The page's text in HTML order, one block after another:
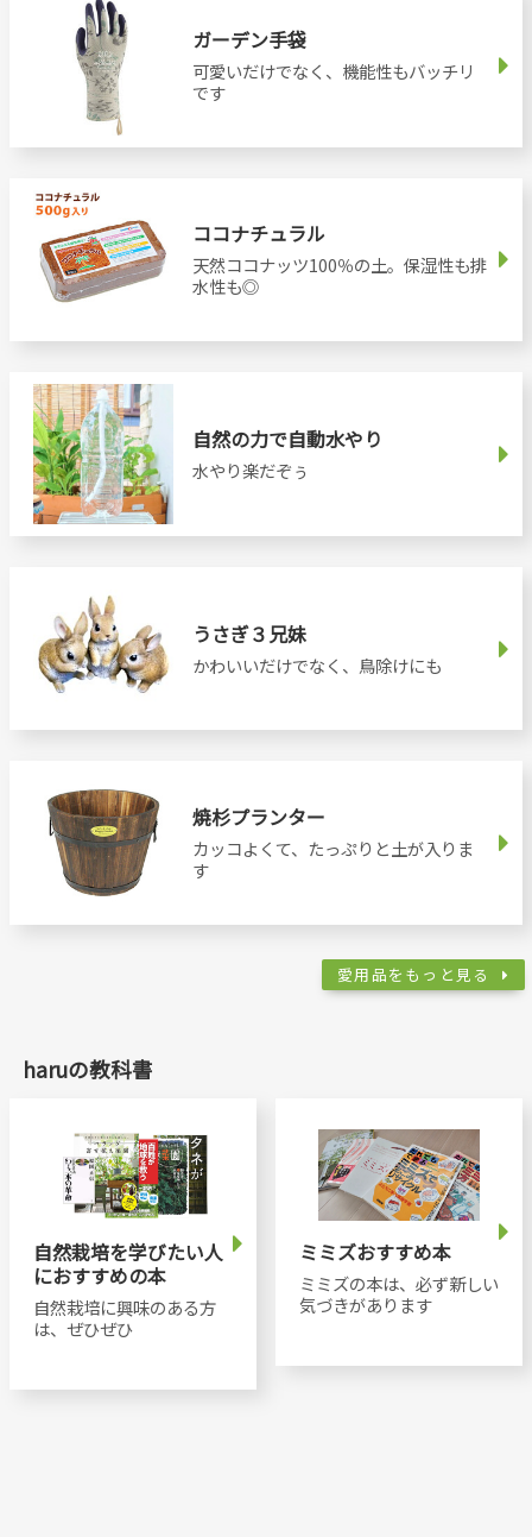
ガーデン手袋
可愛いだけでなく、機能性もバッチリ
です
ココナチュラル
天然ココナッツ100％の土。保湿性も排
水性も◎
自然の力で自動水やり
水やり楽だぞぅ
うさぎ３兄妹
かわいいだけでなく、鳥除けにも
焼杉プランター
カッコよくて、たっぷりと土が入りま
す
愛用品をもっと見る
haruの教科書
自然栽培を学びたい人
におすすめの本
自然栽培に興味のある方
は、ぜひぜひ
ミミズおすすめ本
ミミズの本は、必ず新しい
気づきがあります